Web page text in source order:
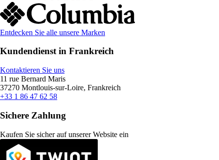
Entdecken Sie alle unsere Marken
Kundendienst in Frankreich
Kontaktieren Sie uns
11 rue Bernard Maris
37270 Montlouis-sur-Loire, Frankreich
+33 1 86 47 62 58
Sichere Zahlung
Kaufen Sie sicher auf unserer Website ein